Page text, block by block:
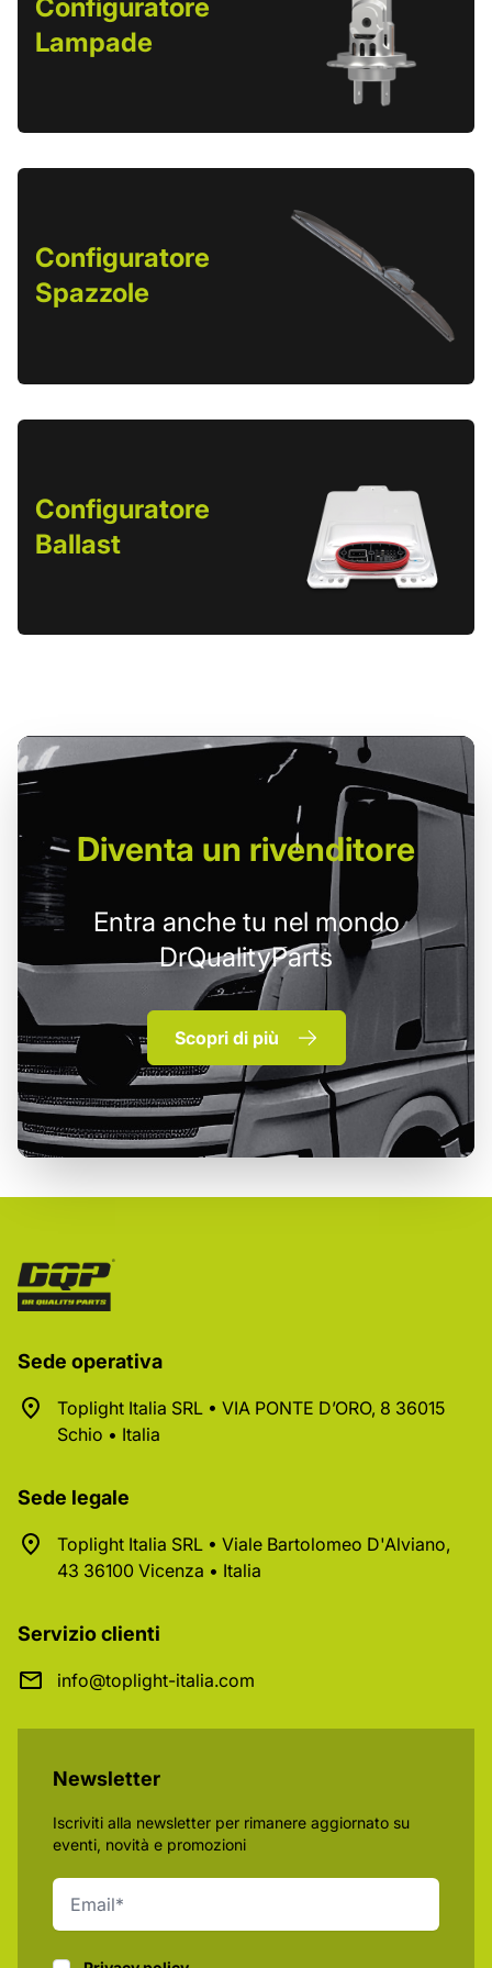
Configuratore
Lampade
Configuratore
Spazzole
Configuratore
Ballast
Diventa un rivenditore
Entra anche tu nel mondo
DrQualityParts
Scopri di più
Sede operativa
Toplight Italia SRL • VIA PONTE D’ORO, 8 36015
Schio • Italia
Sede legale
Toplight Italia SRL • Viale Bartolomeo D'Alviano,
43 36100 Vicenza • Italia
Servizio clienti
info@toplight-italia.com
Newsletter
Iscriviti alla newsletter per rimanere aggiornato su
eventi, novità e promozioni